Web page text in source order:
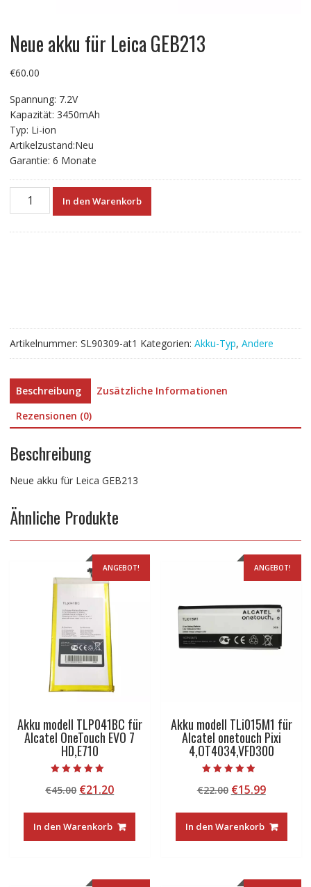
Neue akku für Leica GEB213
€60.00
Spannung: 7.2V
Kapazität: 3450mAh
Typ: Li-ion
Artikelzustand:Neu
Garantie: 6 Monate
Neue
In den Warenkorb
Artikelnummer: SL90309-at1 Kategorien: Akku-Typ, Andere
Beschreibung
Zusätzliche Informationen
Rezensionen (0)
Beschreibung
Neue akku für Leica GEB213
Ähnliche Produkte
ANGEBOT!
Akku modell TLP041BC für
Alcatel OneTouch EVO 7
HD,E710
5.00
von 5
€45.00 Ursprünglicher
war:
€45.00
€21.20Aktueller
ist:
€21.20.
In den Warenkorb
ANGEBOT!
Akku modell TLi015M1 für
Alcatel onetouch Pixi
4,OT4034,VFD300
4.50
von 5
€22.00 Ursprünglicher
war:
€22.00
€15.99
ist:
€15.99.
In den Warenkorb